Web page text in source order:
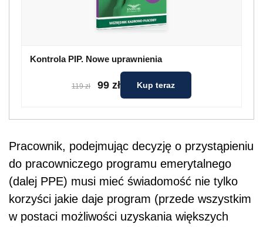
Kontrola PIP. Nowe uprawnienia
119 zł 99 zł Kup teraz
Pracownik, podejmując decyzję o przystąpieniu
do pracowniczego programu emerytalnego
(dalej PPE) musi mieć świadomość nie tylko
korzyści jakie daje program (przede wszystkim
w postaci możliwości uzyskania większych